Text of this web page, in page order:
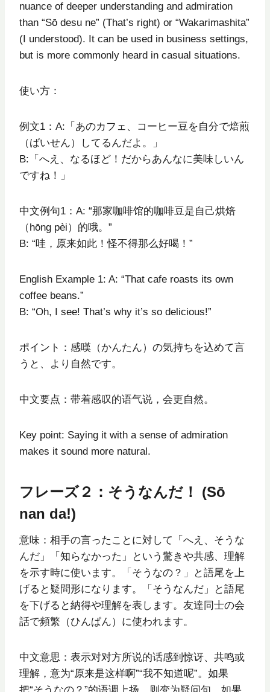
nuance of deeper understanding and admiration
than “Sō desu ne” (That’s right) or “Wakarimashita”
(I understood). It can be used in business settings,
but is more commonly heard in casual situations.
使い方：
例文1：A:「あのカフェ、コーヒー豆を自分で焙煎
（ばいせん）してるんだよ。」
B:「へえ、なるほど！だからあんなに美味しいん
ですね！」
中文例句1：A: “那家咖啡馆的咖啡豆是自己烘焙
（hōng pèi）的哦。”
B: “哇，原来如此！怪不得那么好喝！”
English Example 1: A: “That cafe roasts its own
coffee beans.”
B: “Oh, I see! That’s why it’s so delicious!”
ポイント：感嘆（かんたん）の気持ちを込めて言
うと、より自然です。
中文要点：带着感叹的语气说，会更自然。
Key point: Saying it with a sense of admiration
makes it sound more natural.
フレーズ２：そうなんだ！ (Sō
nan da!)
意味：相手の言ったことに対して「へえ、そうな
んだ」「知らなかった」という驚きや共感、理解
を示す時に使います。「そうなの？」と語尾を上
げると疑問形になります。「そうなんだ」と語尾
を下げると納得や理解を表します。友達同士の会
話で頻繁（ひんぱん）に使われます。
中文意思：表示对对方所说的话感到惊讶、共鸣或
理解，意为“原来是这样啊”“我不知道呢”。如果